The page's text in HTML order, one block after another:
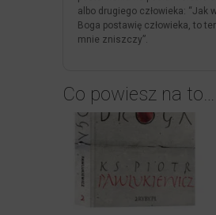
albo drugiego człowieka: “Jak
Boga postawię człowieka, to
mnie zniszczy”.
Co powiesz na to…